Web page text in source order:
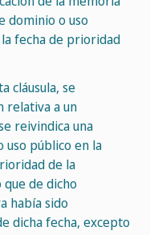
dominio o uso
fecha de prioridad
cláusula, se
relativa a un
reivindica una
uso público en la
de la
de dicho
había sido
dicha fecha, excepto